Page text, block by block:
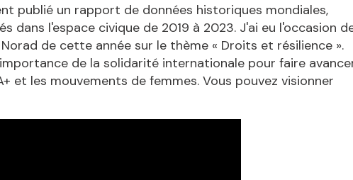
publié un rapport de données historiques mondiales,
dans l'espace civique de 2019 à 2023. J'ai eu l'occasion
de cette année sur le thème « Droits et résilience ».
de la solidarité internationale pour faire
et les mouvements de femmes. Vous pouvez visionner